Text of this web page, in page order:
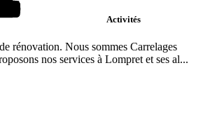
Activités
rénovation. Nous sommes Carrelages
nos services à Lompret et ses al...